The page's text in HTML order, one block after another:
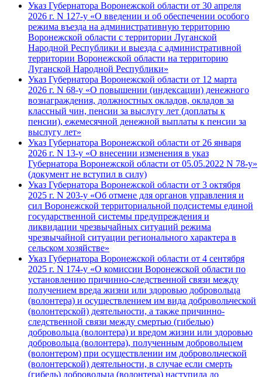
Указ Губернатора Воронежской области от 30 апреля
2026 г. N 127-у «О введении и об обеспечении особого
режима въезда на административную территорию
Воронежской области с территории Луганской
Народной Республики и выезда с административной
территории Воронежской области на территорию
Луганской Народной Республики»
Указ Губернатора Воронежской области от 12 марта
2026 г. N 68-у «О повышении (индексации) денежного
вознаграждения, должностных окладов, окладов за
классный чин, пенсии за выслугу лет (доплаты к
пенсии), ежемесячной денежной выплаты к пенсии за
выслугу лет»
Указ Губернатора Воронежской области от 26 января
2026 г. N 13-у «О внесении изменения в указ
Губернатора Воронежской области от 05.05.2022 N 78-у»
(документ не вступил в силу)
Указ Губернатора Воронежской области от 3 октября
2025 г. N 203-у «Об отмене для органов управления и
сил Воронежской территориальной подсистемы единой
государственной системы предупреждения и
ликвидации чрезвычайных ситуаций режима
чрезвычайной ситуации регионального характера в
сельском хозяйстве»
Указ Губернатора Воронежской области от 4 сентября
2025 г. N 174-у «О комиссии Воронежской области по
установлению причинно-следственной связи между
получением вреда жизни или здоровью добровольца
(волонтера) и осуществлением им вида добровольческой
(волонтерской) деятельности, а также причинно-
следственной связи между смертью (гибелью)
добровольца (волонтера) и вредом жизни или здоровью
добровольца (волонтера), полученным добровольцем
(волонтером) при осуществлении им добровольческой
(волонтерской) деятельности, в случае если смерть
(гибель) добровольца (волонтера) наступила до